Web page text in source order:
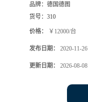
品牌： 德国德图
货号： 310
价格： ￥12000/台
发布日期： 2020-11-26
更新日期： 2026-08-08